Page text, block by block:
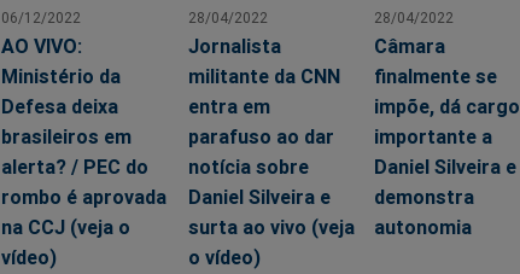
06/12/2022
AO VIVO:
Ministério da
Defesa deixa
brasileiros em
alerta? / PEC do
rombo é aprovada
na CCJ (veja o
vídeo)
28/04/2022
Jornalista
militante da CNN
entra em
parafuso ao dar
notícia sobre
Daniel Silveira e
surta ao vivo (veja
o vídeo)
28/04/2022
Câmara
finalmente se
impõe, dá cargo
importante a
Daniel Silveira e
demonstra
autonomia